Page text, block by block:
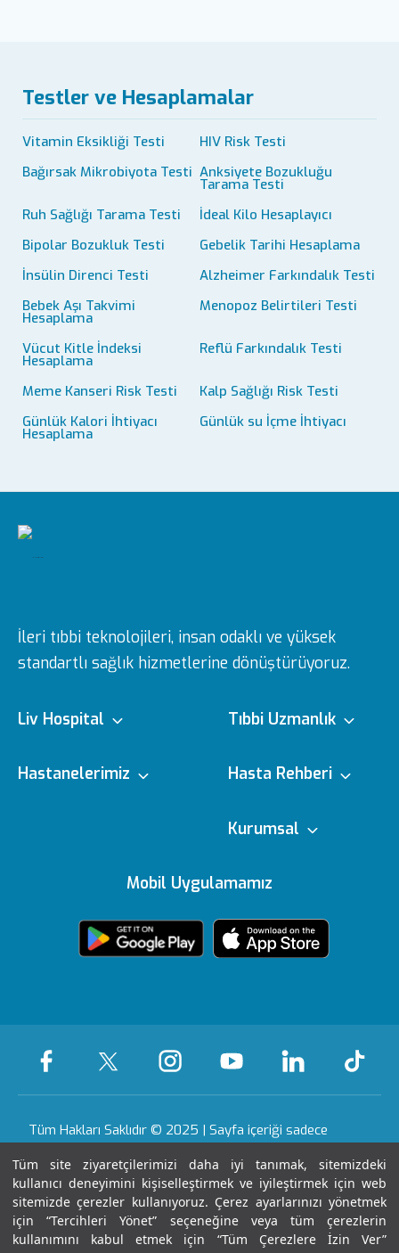
Tüm site ziyaretçilerimizi daha iyi tanımak, sitemizdeki
kullanıcı deneyimini kişiselleştirmek ve iyileştirmek için web
sitemizde çerezler kullanıyoruz. Çerez ayarlarınızı yönetmek
için “Tercihleri Yönet” seçeneğine veya tüm çerezlerin
kullanımını kabul etmek için “Tüm Çerezlere İzin Ver”
Testler ve Hesaplamalar
Vitamin Eksikliği Testi
HIV Risk Testi
Bağırsak Mikrobiyota Testi Anksiyete Bozukluğu
Tarama Testi
Ruh Sağlığı Tarama Testi
İdeal Kilo Hesaplayıcı
Bipolar Bozukluk Testi
Gebelik Tarihi Hesaplama
İnsülin Direnci Testi
Alzheimer Farkındalık Testi
Bebek Aşı Takvimi
Hesaplama
Menopoz Belirtileri Testi
Vücut Kitle İndeksi
Hesaplama
Reflü Farkındalık Testi
Meme Kanseri Risk Testi
Kalp Sağlığı Risk Testi
Günlük Kalori İhtiyacı
Hesaplama
Günlük su İçme İhtiyacı
İleri tıbbi teknolojileri, insan odaklı ve yüksek
standartlı sağlık hizmetlerine dönüştürüyoruz.
Liv Hospital
Hakkımızda
Belgesi
Sertifika & Akreditasyon
Haberler ve Etkinlikler
Hastanelerimiz
Ankara
Gaziantep
Tüm Hastanelerimiz
Tıbbi Uzmanlık
Tıbbi Branşlar
Doktorlarımız
Tedavileri
Hasta Rehberi
e-Sonuc
Sizi Dinliyoruz
Evde Bakım
Hizmetleri
Gebelik Okulu
Kurumsal
içerik Güncelleme
Yasal Uyarı
Anlaşmalı Kurumlar
Kariyer
Mobil Uygulamamız
Tüm Hakları Saklıdır © 2025 | Sayfa içeriği sadece
bilgilendirme amaçlıdır. Tanı ve tedavi için mutlaka
doktorunuza başvurunuz.
Son Güncellenme Tarihi : 08.08.2026 21:32:23